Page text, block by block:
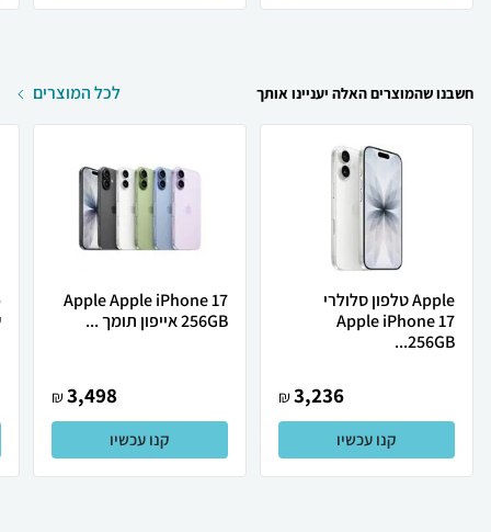
חשבנו שהמוצרים האלה יעניינו אותך לכל המוצרים
Apple טלפון סלולרי
Apple iPhone 17
256GB...
3,236
₪
קנו עכשיו
Apple Apple iPhone 17
256GB אייפון תומך ...
3,498
₪
קנו עכשיו